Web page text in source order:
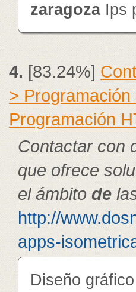
zaragozaIps
4.[83.24%]
>
Programación
Contactar con
que ofrece
el ámbitode
http://
apps-
Diseño gráfico